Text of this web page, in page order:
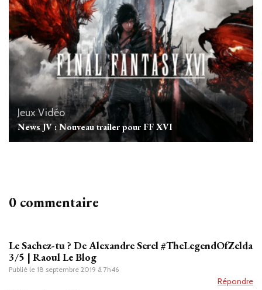
Jeux Vidéo
News JV : Nouveau trailer pour FF XVI
0 commentaire
Le Sachez-tu ? De Alexandre Serel #TheLegendOfZelda
3/5 | Raoul Le Blog
Publié le 18 septembre 2019 à 7h46
Répondre